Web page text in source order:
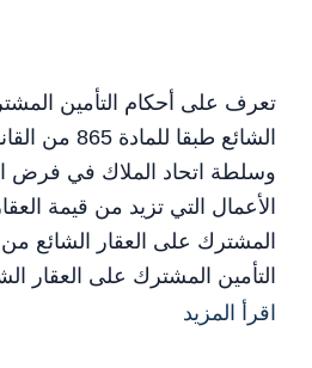
تعرف على أحكام التأمين
الشائع طبقا
وسلطة اتحاد الملاك في فرض
الأعمال التي تزيد من قيمة
المشترك على العقار الشائع
التأمين المشترك على العقار
اقرأ المزيد